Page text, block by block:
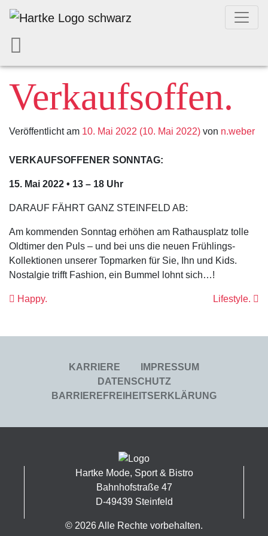
Verkaufsoffen.
Veröffentlicht am 10. Mai 2022 (10. Mai 2022) von n.weber
VERKAUFSOFFENER SONNTAG:
15. Mai 2022 • 13 – 18 Uhr
DARAUF FÄHRT GANZ STEINFELD AB:
Am kommenden Sonntag erhöhen am Rathausplatz tolle
Oldtimer den Puls – und bei uns die neuen Frühlings-
Kollektionen unserer Topmarken für Sie, Ihn und Kids.
Nostalgie trifft Fashion, ein Bummel lohnt sich…!
Beitrags-
Happy. Lifestyle.
KARRIERE
IMPRESSUM
DATENSCHUTZ
BARRIEREFREIHEITSERKLÄRUNG
Hartke Mode, Sport & Bistro
Bahnhofstraße 47
D-49439 Steinfeld
© 2026 Alle Rechte vorbehalten.